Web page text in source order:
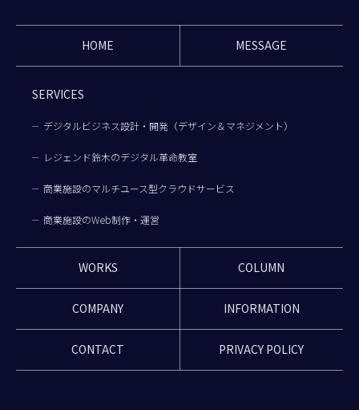
HOME MESSAGE
SERVICES
デジタルビジネス設計・開発（デザイン＆マネジメント）
レジェンド鈴木のデジタル革命教室
商業施設のマルチユース型クラウドサービス
商業施設のWeb制作・運営
WORKS COLUMN
COMPANY INFORMATION
CONTACT PRIVACY POLICY